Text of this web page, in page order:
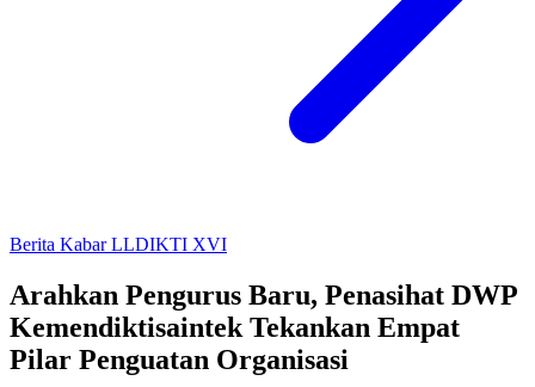
Berita Kabar LLDIKTI XVI
Arahkan Pengurus Baru, Penasihat DWP
Kemendiktisaintek Tekankan Empat
Pilar Penguatan Organisasi